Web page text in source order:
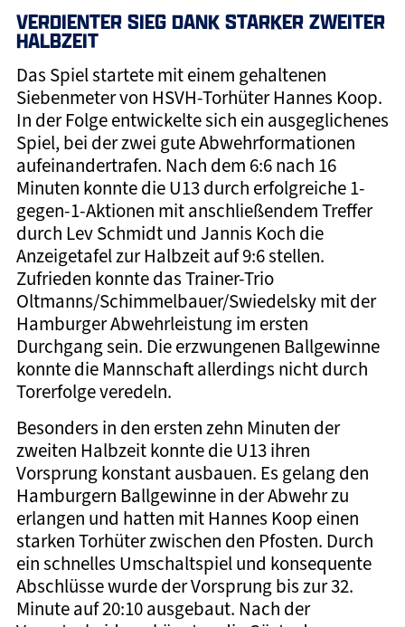
VERDIENTER SIEG DANK STARKER ZWEITER
HALBZEIT
Das Spiel startete mit einem gehaltenen
Siebenmeter von HSVH-Torhüter Hannes Koop.
In der Folge entwickelte sich ein ausgeglichenes
Spiel, bei der zwei gute Abwehrformationen
aufeinandertrafen. Nach dem 6:6 nach 16
Minuten konnte die U13 durch erfolgreiche 1-
gegen-1-Aktionen mit anschließendem Treffer
durch Lev Schmidt und Jannis Koch die
Anzeigetafel zur Halbzeit auf 9:6 stellen.
Zufrieden konnte das Trainer-Trio
Oltmanns/Schimmelbauer/Swiedelsky mit der
Hamburger Abwehrleistung im ersten
Durchgang sein. Die erzwungenen Ballgewinne
konnte die Mannschaft allerdings nicht durch
Torerfolge veredeln.
Besonders in den ersten zehn Minuten der
zweiten Halbzeit konnte die U13 ihren
Vorsprung konstant ausbauen. Es gelang den
Hamburgern Ballgewinne in der Abwehr zu
erlangen und hatten mit Hannes Koop einen
starken Torhüter zwischen den Pfosten. Durch
ein schnelles Umschaltspiel und konsequente
Abschlüsse wurde der Vorsprung bis zur 32.
Minute auf 20:10 ausgebaut. Nach der